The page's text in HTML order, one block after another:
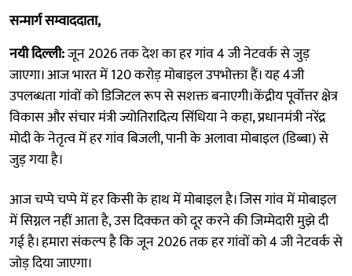
सन्मार्ग सम्वाददाता,
नयी दिल्ली:जून 2026 तक देश का हर गांव 4 जी नेटवर्क से जुड़
जाएगा। आज भारत में 120 करोड़ मोबाइल उपभोक्ता हैं। यह 4जी
उपलब्धता गांवों को डिजिटल रूप से सशक्त बनाएगी।केंद्रीय पूर्वोत्तर क्षेत्र
विकास और संचार मंत्री ज्योतिरादित्य सिंधिया ने कहा, प्रधानमंत्री नरेंद्र
मोदी के नेतृत्व में हर गांव बिजली, पानी के अलावा मोबाइल (डिब्बा) से
जुड़ गया है।
आज चप्पे चप्पे में हर किसी के हाथ में मोबाइल है। जिस गांव में मोबाइल
में सिग्नल नहीं आता है, उस दिक्कत को दूर करने की जिम्मेदारी मुझे दी
गई है। हमारा संकल्प है कि जून 2026 तक हर गांवों को 4 जी नेटवर्क से
जोड़ दिया जाएगा।